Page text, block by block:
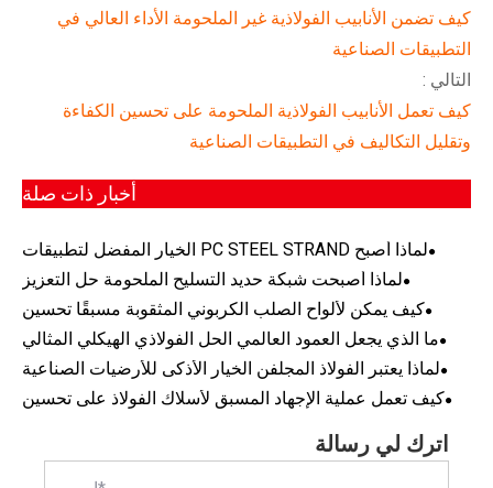
كيف تضمن الأنابيب الفولاذية غير الملحومة الأداء العالي في
التطبيقات الصناعية
التالي :
كيف تعمل الأنابيب الفولاذية الملحومة على تحسين الكفاءة
وتقليل التكاليف في التطبيقات الصناعية
أخبار ذات صلة
لماذا أصبح PC STEEL STRAND الخيار المفضل لتطبيقات
الخرسانة سابقة الإجهاد الحديثة
لماذا أصبحت شبكة حديد التسليح الملحومة حل التعزيز
المفضل لمشاريع البناء الحديثة
كيف يمكن لألواح الصلب الكربوني المثقوبة مسبقًا تحسين
الكفاءة والدقة في المشاريع الصناعية الحديثة
ما الذي يجعل العمود العالمي الحل الفولاذي الهيكلي المثالي
لمشاريع البناء الحديثة
لماذا يعتبر الفولاذ المجلفن الخيار الأذكى للأرضيات الصناعية
ومشاريع البنية التحتية
كيف تعمل عملية الإجهاد المسبق لأسلاك الفولاذ على تحسين
اترك لي رسالة